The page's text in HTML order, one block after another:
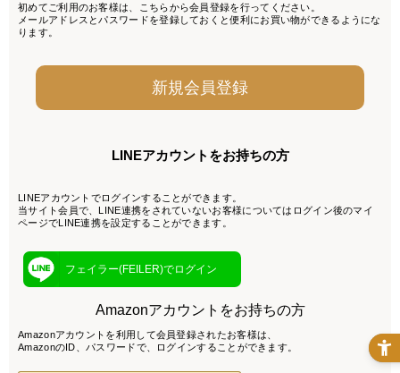
初めてご利用のお客様は、こちらから会員登録を行ってください。
メールアドレスとパスワードを登録しておくと便利にお買い物ができるようにな
ります。
LINEアカウントをお持ちの方
LINEアカウントでログインすることができます。
当サイト会員で、LINE連携をされていないお客様についてはログイン後のマイ
ページでLINE連携を設定することができます。
フェイラー(FEILER)でログイン
Amazonアカウントをお持ちの方
Amazonアカウントを利用して会員登録されたお客様は、
AmazonのID、パスワードで、ログインすることができます。